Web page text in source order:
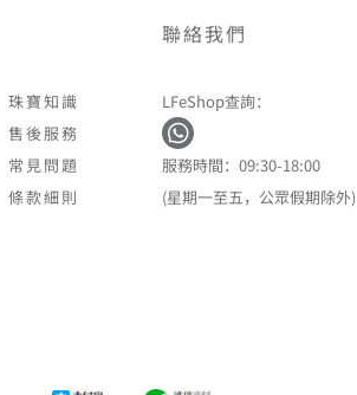
珠寶知識
售後服務
常見問題
條款細則
聯絡我們
LFeShop查詢：
服務時間：09:30-18:00
(星期一至五，公眾假期除外)